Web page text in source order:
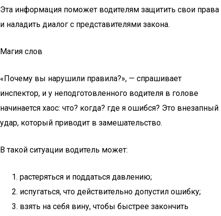
Эта информация поможет водителям защитить свои права
и наладить диалог с представителями закона.
Магия слов
«Почему вы нарушили правила?», — спрашивает
инспектор, и у неподготовленного водителя в голове
начинается хаос: что? когда? где я ошибся? Это внезапный
удар, который приводит в замешательство.
В такой ситуации водитель может:
растеряться и поддаться давлению;
испугаться, что действительно допустил ошибку;
взять на себя вину, чтобы быстрее закончить